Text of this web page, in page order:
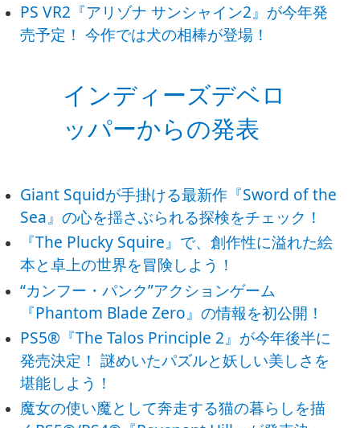
PS VR2『アリゾナ サンシャイン2』が今年発
売予定！ 今作では犬の相棒が登場！
インディーズデベロ
ッパーからの発表
Giant Squidが手掛ける最新作『Sword of the
Sea』の心を揺さぶられる探検をチェック！
『The Plucky Squire』で、創作性に溢れた絵
本と卓上の世界を冒険しよう！
“カンフー・パンク”アクションゲーム
『Phantom Blade Zero』の情報を初公開！
PS5®『The Talos Principle 2』が今年後半に
発売決定！ 謎めいたパズルと妖しい美しさを
堪能しよう！
魔女の使い魔として奔走する猫の暮らしを描